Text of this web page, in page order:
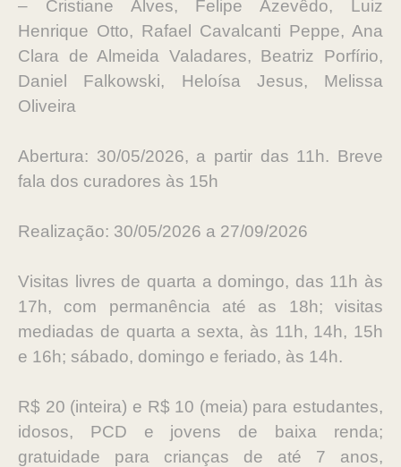
– Cristiane Alves, Felipe Azevêdo, Luiz
Henrique Otto, Rafael Cavalcanti Peppe, Ana
Clara de Almeida Valadares, Beatriz Porfírio,
Daniel Falkowski, Heloísa Jesus, Melissa
Oliveira
Abertura: 30/05/2026, a partir das 11h. Breve
fala dos curadores às 15h
Realização: 30/05/2026 a 27/09/2026
Visitas livres de quarta a domingo, das 11h às
17h, com permanência até as 18h; visitas
mediadas de quarta a sexta, às 11h, 14h, 15h
e 16h; sábado, domingo e feriado, às 14h.
R$ 20 (inteira) e R$ 10 (meia) para estudantes,
idosos, PCD e jovens de baixa renda;
gratuidade para crianças de até 7 anos,